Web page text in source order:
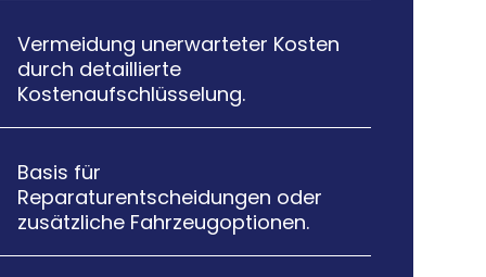
Vermeidung unerwarteter Kosten
durch detaillierte
Kostenaufschlüsselung.
Basis für
Reparaturentscheidungen oder
zusätzliche Fahrzeugoptionen.